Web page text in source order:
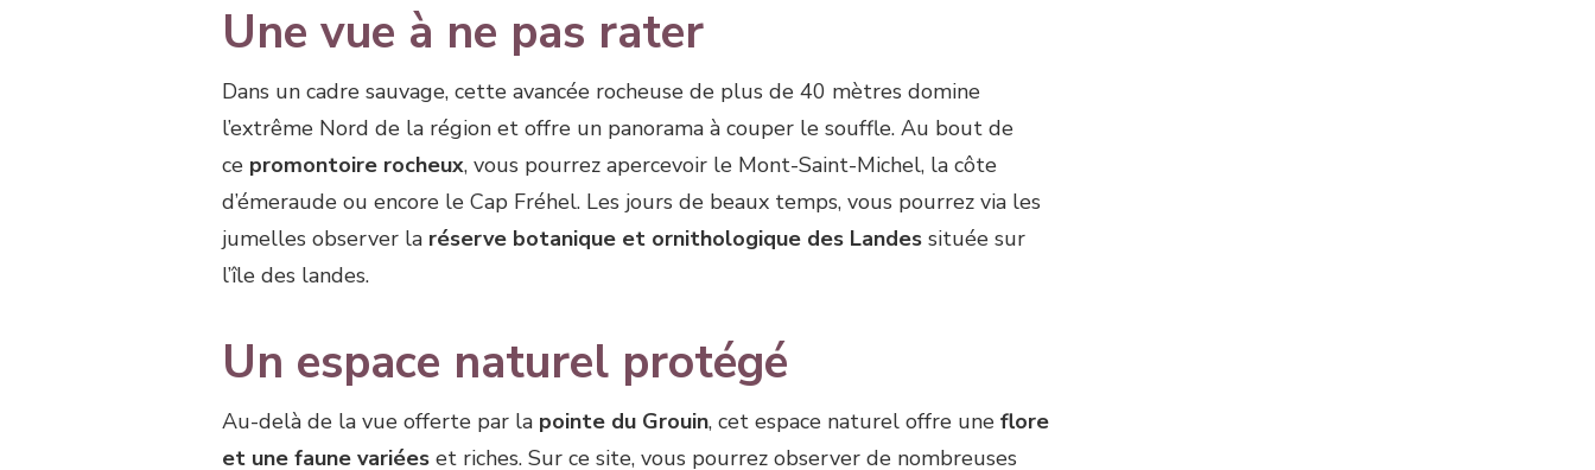
Une vue à ne pas rater
Dans un cadre sauvage, cette avancée rocheuse de plus de 40 mètres domine
l’extrême Nord de la région et offre un panorama à couper le souffle. Au bout de
ce promontoire rocheux, vous pourrez apercevoir le Mont-Saint-Michel, la côte
d’émeraude ou encore le Cap Fréhel. Les jours de beaux temps, vous pourrez via les
jumelles observer la réserve botanique et ornithologique des Landes située sur
l’île des landes.
Un espace naturel protégé
Au-delà de la vue offerte par la pointe du Grouin, cet espace naturel offre une flore
et une faune variées et riches. Sur ce site, vous pourrez observer de nombreuses